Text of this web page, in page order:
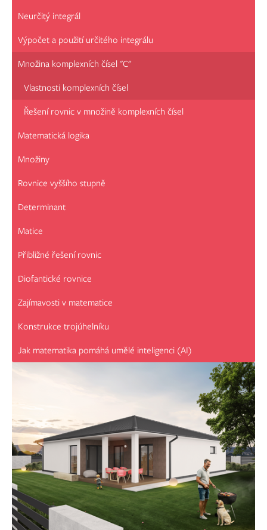
Neurčitý integrál
Výpočet a použití určitého integrálu
Množina komplexních čísel "C"
Vlastnosti komplexních čísel
Řešení rovnic v množině komplexních čísel
Matematická logika
Množiny
Rovnice vyššího stupně
Determinant
Matice
Přibližné řešení rovnic
Diofantické rovnice
Zajímavosti v matematice
Konstrukce trojúhelníku
Jak matematika pomáhá umělé inteligenci (AI)